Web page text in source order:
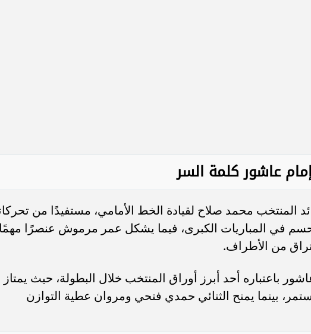
عاشور كلمة السر
المنتخب محمد صلاح لقيادة الخط الأمامي، مستفيدًا من
في المباريات الكبرى، فيما يشكل عمر مرموش عنصرًا
من الأطراف.
باعتباره أحد أبرز أوراق المنتخب خلال البطولة، حيث يمتاز
بينما يمنح الثنائي حمدي فتحي ومروان عطية التوازن